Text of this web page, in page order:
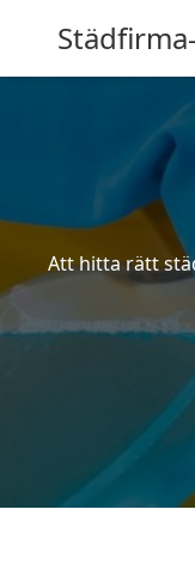
Att hitta rätt